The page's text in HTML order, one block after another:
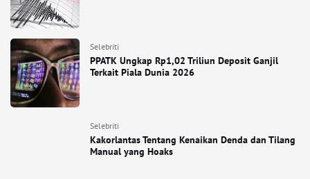
Selebriti
PPATK Ungkap Rp1,02 Triliun Deposit Ganjil
Terkait Piala Dunia 2026
Selebriti
Kakorlantas Tentang Kenaikan Denda dan Tilang
Manual yang Hoaks